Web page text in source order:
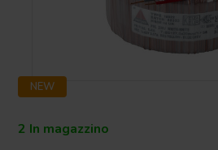
NEW
2 In magazzino